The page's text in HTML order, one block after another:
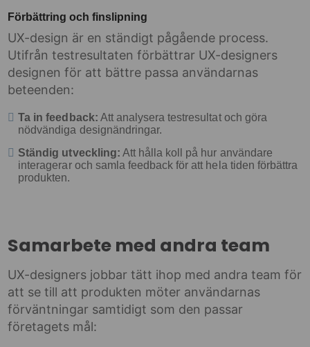
Förbättring och finslipning
UX-design är en ständigt pågående process.
Utifrån testresultaten förbättrar UX-designers
designen för att bättre passa användarnas
beteenden:
Ta in feedback: Att analysera testresultat och göra
nödvändiga designändringar.
Ständig utveckling: Att hålla koll på hur användare
interagerar och samla feedback för att hela tiden förbättra
produkten.
Samarbete med andra team
UX-designers jobbar tätt ihop med andra team för
att se till att produkten möter användarnas
förväntningar samtidigt som den passar
företagets mål: